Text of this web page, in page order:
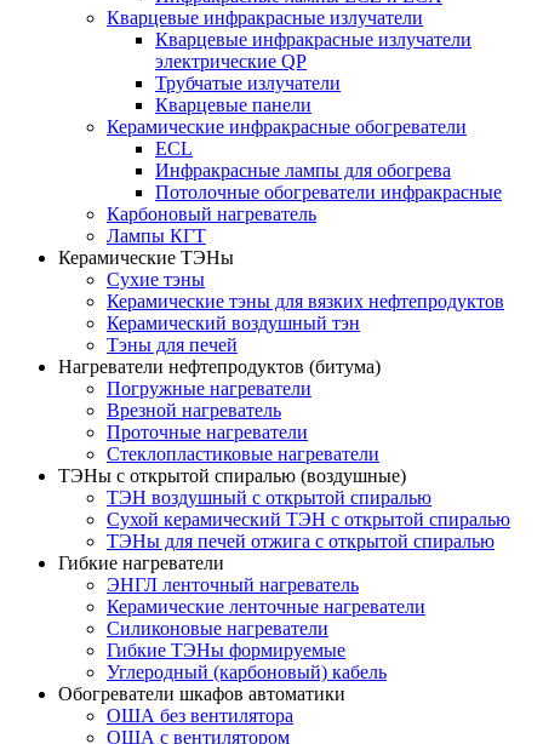
Кварцевые инфракрасные излучатели
Кварцевые инфракрасные излучатели
электрические QP
Трубчатые излучатели
Кварцевые панели
Керамические инфракрасные обогреватели
ECL
Инфракрасные лампы для обогрева
Потолочные обогреватели инфракрасные
Карбоновый нагреватель
Лампы КГТ
Керамические ТЭНы
Сухие тэны
Керамические тэны для вязких нефтепродуктов
Керамический воздушный тэн
Тэны для печей
Нагреватели нефтепродуктов (битума)
Погружные нагреватели
Врезной нагреватель
Проточные нагреватели
Стеклопластиковые нагреватели
ТЭНы с открытой спиралью (воздушные)
ТЭН воздушный с открытой спиралью
Сухой керамический ТЭН с открытой спиралью
ТЭНы для печей отжига с открытой спиралью
Гибкие нагреватели
ЭНГЛ ленточный нагреватель
Керамические ленточные нагреватели
Силиконовые нагреватели
Гибкие ТЭНы формируемые
Углеродный (карбоновый) кабель
Обогреватели шкафов автоматики
ОША без вентилятора
ОША с вентилятором